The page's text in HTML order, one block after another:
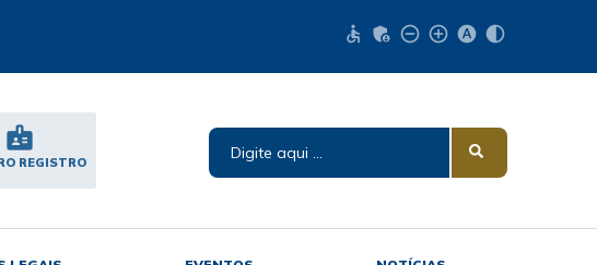
accessible admin_panel_settings remove_circle_outline add_circle_outline hdr_auto contrast
badge
REGISTRO